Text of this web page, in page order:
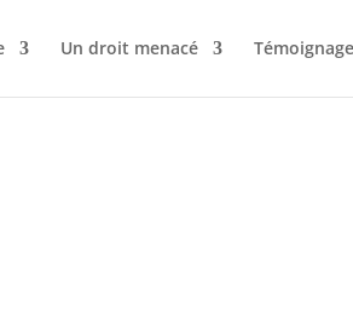
Un droit menacé